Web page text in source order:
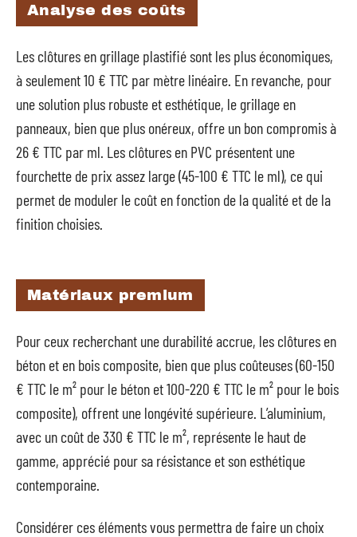
Analyse des coûts
Les clôtures en grillage plastifié sont les plus économiques,
à seulement 10 € TTC par mètre linéaire. En revanche, pour
une solution plus robuste et esthétique, le grillage en
panneaux, bien que plus onéreux, offre un bon compromis à
26 € TTC par ml. Les clôtures en PVC présentent une
fourchette de prix assez large (45-100 € TTC le ml), ce qui
permet de moduler le coût en fonction de la qualité et de la
finition choisies.
Matériaux premium
Pour ceux recherchant une durabilité accrue, les clôtures en
béton et en bois composite, bien que plus coûteuses (60-150
€ TTC le m² pour le béton et 100-220 € TTC le m² pour le bois
composite), offrent une longévité supérieure. L’aluminium,
avec un coût de 330 € TTC le m², représente le haut de
gamme, apprécié pour sa résistance et son esthétique
contemporaine.
Considérer ces éléments vous permettra de faire un choix